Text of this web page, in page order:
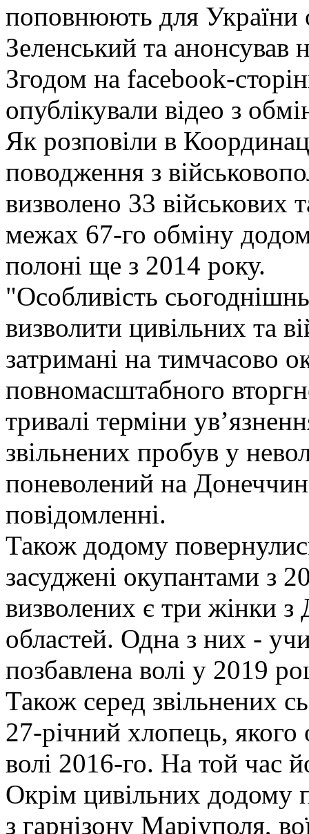
поповнюють для
Зеленський та анонсував
Згодом на facebook-
опублікували відео з
Як розповіли в
поводження з
визволено 33 військових
межах 67-го обміну
полоні ще з 2014 року.
"Особливість
визволити цивільних та
затримані на тимчасово
повномасштабного
тривалі терміни
звільнених пробув у
поневолений на
повідомленні.
Також додому
засуджені окупантами з
визволених є три жінки з
областей. Одна з них -
позбавлена волі у 2019
Також серед звільнених
27-річний хлопець,
волі 2016-го. На той час
Окрім цивільних додому
з гарнізону Маріуполя,